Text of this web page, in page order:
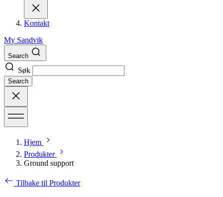
Kontakt
My Sandvik
Search
Søk
Search
Hjem
Produkter
Ground support
Tilbake til Produkter